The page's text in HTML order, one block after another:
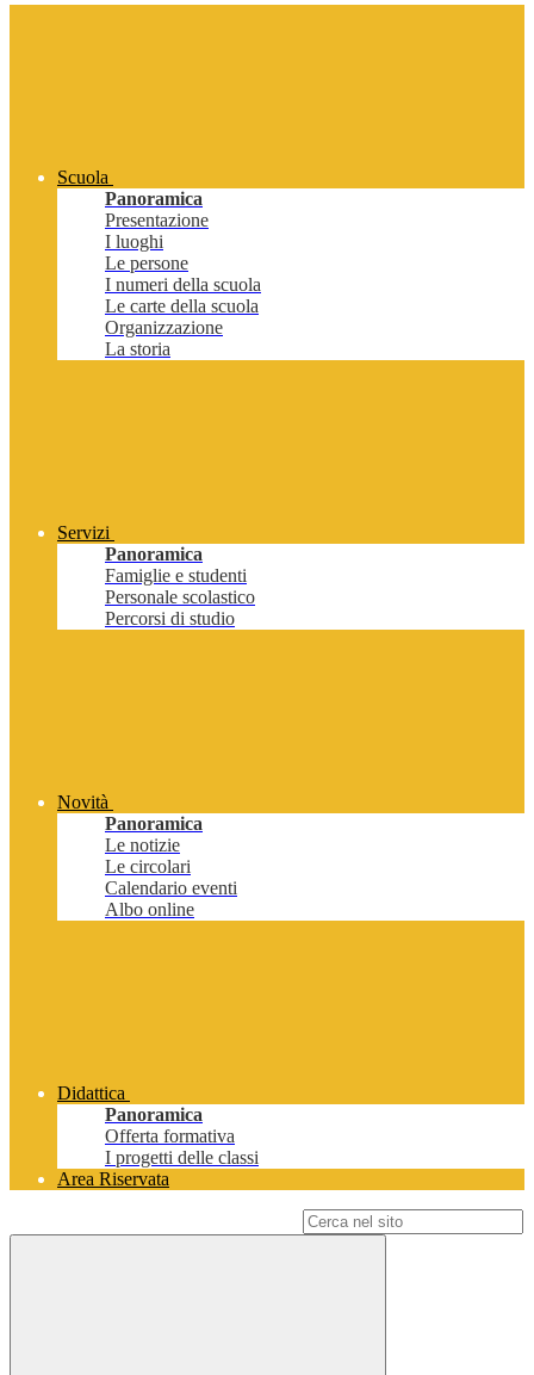
Scuola
Panoramica
Presentazione
I luoghi
Le persone
I numeri della scuola
Le carte della scuola
Organizzazione
La storia
Servizi
Panoramica
Famiglie e studenti
Personale scolastico
Percorsi di studio
Novità
Panoramica
Le notizie
Le circolari
Calendario eventi
Albo online
Didattica
Panoramica
Offerta formativa
I progetti delle classi
Area Riservata